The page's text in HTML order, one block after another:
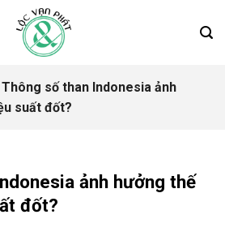
Thông số than Indonesia ảnh
suất đốt?
ảnh hưởng thế
đốt?